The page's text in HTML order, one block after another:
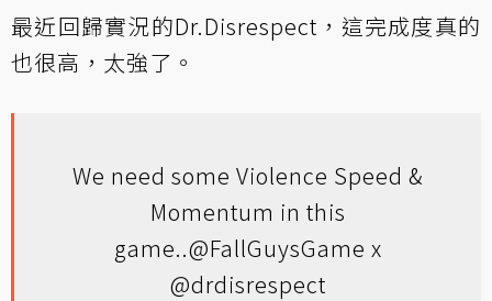
最近回歸實況的Dr.Disrespect，這完成度真的
也很高，太強了。
We need some Violence Speed &
Momentum in this
game..@FallGuysGame x
@drdisrespect